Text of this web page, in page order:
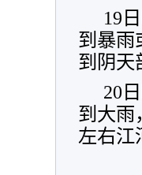
19
到暴雨
到阴天
20
到大雨
左右